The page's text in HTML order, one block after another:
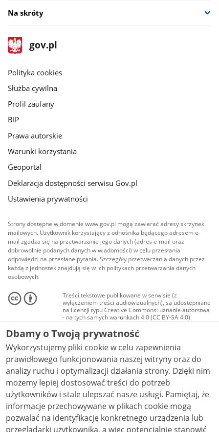
Na skróty
stopka
gov.pl
Strona
gov.pl
gov.pl
Polityka cookies
Służba cywilna
Profil zaufany
BIP
Prawa autorskie
Warunki korzystania
Geoportal
Deklaracja dostępności serwisu Gov.pl
Ustawienia prywatności
Strony dostępne w domenie www.gov.pl mogą zawierać adresy skrzynek
mailowych. Użytkownik korzystający z odnośnika będącego adresem e-
mail zgadza się na przetwarzanie jego danych (adres e-mail oraz
dobrowolnie podanych danych w wiadomości) w celu przesłania
odpowiedzi na przesłane pytania. Szczegóły przetwarzania danych przez
każdą z jednostek znajdują się w ich politykach przetwarzania danych
osobowych.
Treści tekstowe publikowane w serwisie (z
wyłączeniem treści audiowizualnych), są udostępniane
na licencji typu Creative Commons: uznanie autorstwa
- na tych samych warunkach 4.0 (CC BY-SA 4.0).
Materiały audiowizualne, w tym zdjęcia, materiały
audio i wideo, są udostępniane na licencji typu
Creative Commons: uznanie autorstwa użycie
niekomercyjne - bez utworów zależnych 4.0 (CC BY-
NC-ND 4.0), o ile nie jest to stwierdzone inaczej.
Dbamy o Twoją prywatność
Wykorzystujemy pliki cookie w celu zapewnienia
prawidłowego funkcjonowania naszej witryny oraz do
analizy ruchu i optymalizacji działania strony. Dzięki nim
możemy lepiej dostosować treści do potrzeb
użytkowników i stale ulepszać nasze usługi. Pamiętaj, że
informacje przechowywane w plikach cookie mogą
pozwalać na identyfikację konkretnego urządzenia lub
przeglądarki użytkownika, a więc potencjalnie stanowić